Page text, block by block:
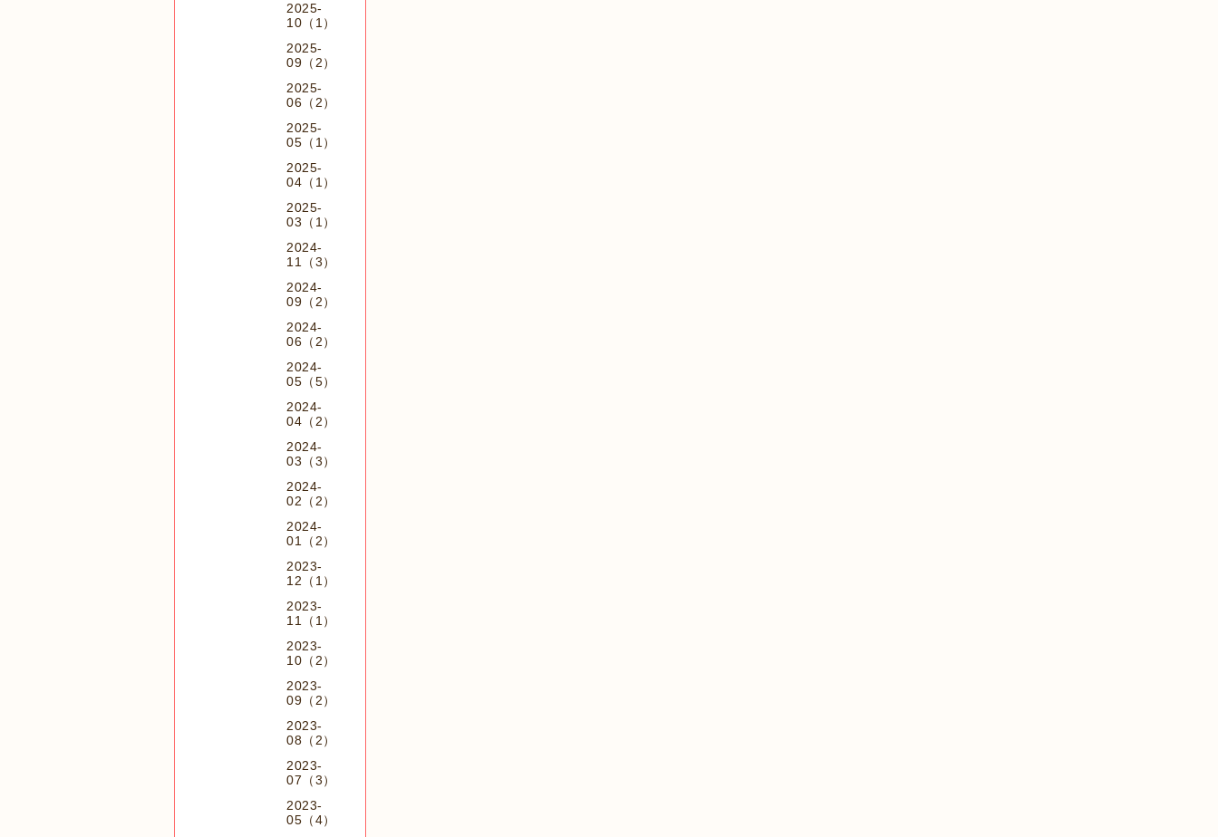
2025-
10（1）
2025-
09（2）
2025-
06（2）
2025-
05（1）
2025-
04（1）
2025-
03（1）
2024-
11（3）
2024-
09（2）
2024-
06（2）
2024-
05（5）
2024-
04（2）
2024-
03（3）
2024-
02（2）
2024-
01（2）
2023-
12（1）
2023-
11（1）
2023-
10（2）
2023-
09（2）
2023-
08（2）
2023-
07（3）
2023-
05（4）